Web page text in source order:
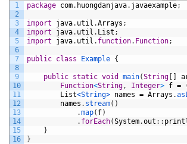
1
2
3
4
5
6
7
8
9
10
11
12
13
14
15
16
package com. huongdanjava. javaexample;
import java. util .Arrays ;
import
java. util . List ;
import
java. util . function. Function;
public class Example {
public static void main(String [ ]
Function<String , Integer> f =
List<String> names = Arrays .
names . stream( )
.map( f)
. forEach(System.out : :
}
}